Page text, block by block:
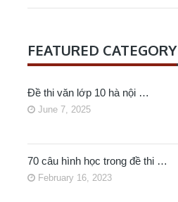
FEATURED CATEGORY
Đề thi văn lớp 10 hà nội …
June 7, 2025
70 câu hình học trong đề thi …
February 16, 2023